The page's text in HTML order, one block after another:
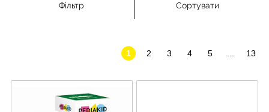
Фільтр Сортувати
1 2 3 4 5 13